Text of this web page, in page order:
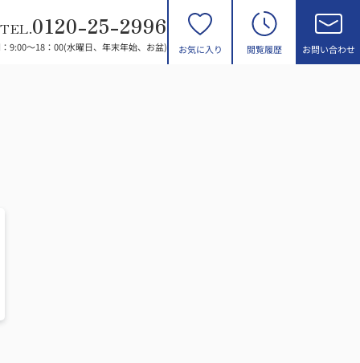
TEL.0120-25-2996
9:00～18：00(水曜日、年末年始、お盆) お気に入り 閲覧履歴 お問い合わせ